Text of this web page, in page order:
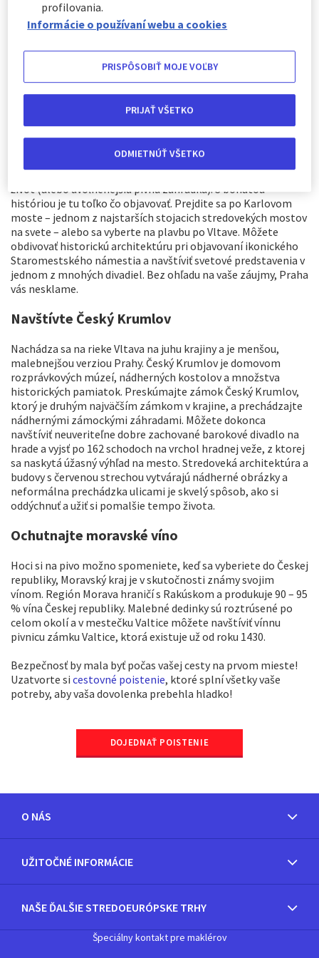
jednoducho musíte vidieť! Či už plánujete výlet do Prahy
alebo cestujete po celej krajine jednoznačne máte z čoho
Prejdite sa stredovekými uličkami, vystúpte na kopec, aby ste
navštívili Pražský hrad, pozerajte sa na orloj, preskúmajte
historické budovy a dláždené uličky a užite si divoký nočný
život (alebo uvoľnenejšiu pivnú záhradku). S bohatou
históriou je tu toľko čo objavovať. Prejdite sa po Karlovom
moste – jednom z najstarších stojacich stredovekých mostov
na svete – alebo sa vyberte na plavbu po Vltave. Môžete
obdivovať historickú architektúru pri objavovaní ikonického
Staromestského námestia a navštíviť svetové predstavenia v
jednom z mnohých divadiel. Bez ohľadu na vaše záujmy, Praha
vás nesklame.
Navštívte Český Krumlov
Nachádza sa na rieke Vltava na juhu krajiny a je menšou,
malebnejšou verziou Prahy. Český Krumlov je domovom
rozprávkových múzeí, nádherných kostolov a množstva
historických pamiatok. Preskúmajte zámok Český Krumlov,
ktorý je druhým najväčším zámkom v krajine, a prechádzajte
nádhernými zámockými záhradami. Môžete dokonca
navštíviť neuveriteľne dobre zachované barokové divadlo na
hrade a vyjsť po 162 schodoch na vrchol hradnej veže, z ktorej
sa naskytá úžasný výhľad na mesto. Stredoveká architektúra a
budovy s červenou strechou vytvárajú nádherné obrázky a
neformálna prechádzka ulicami je skvelý spôsob, ako si
oddýchnuť a užiť si pomalšie tempo života.
Ochutnajte moravské víno
Hoci si na pivo možno spomeniete, keď sa vyberiete do Českej
republiky, Moravský kraj je v skutočnosti známy svojim
vínom. Región Morava hraničí s Rakúskom a produkuje 90 – 95
% vína Českej republiky. Malebné dedinky sú roztrúsené po
celom okolí a v mestečku Valtice môžete navštíviť vínnu
pivnicu zámku Valtice, ktorá existuje už od roku 1430.
Bezpečnosť by mala byť počas vašej cesty na prvom mieste!
Uzatvorte si cestovné poistenie, ktoré splní všetky vaše
potreby, aby vaša dovolenka prebehla hladko!
DOJEDNAŤ POISTENIE
O NÁS
UŽITOČNÉ INFORMÁCIE
NAŠE ĎALŠIE STREDOEURÓPSKE TRHY
Špeciálny kontakt pre maklérov
profilovania.
Informácie o používaní webu a cookies
PRISPÔSOBIŤ MOJE VOĽBY
ODMIETNÚŤ VŠETKO
PRIJAŤ VŠETKO